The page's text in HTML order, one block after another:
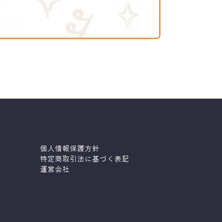
個人情報保護方針
特定商取引法に基づく表記
運営会社